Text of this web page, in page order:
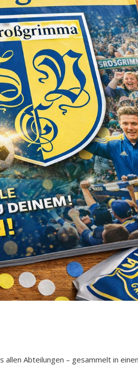
Abteilungen – gesammelt in